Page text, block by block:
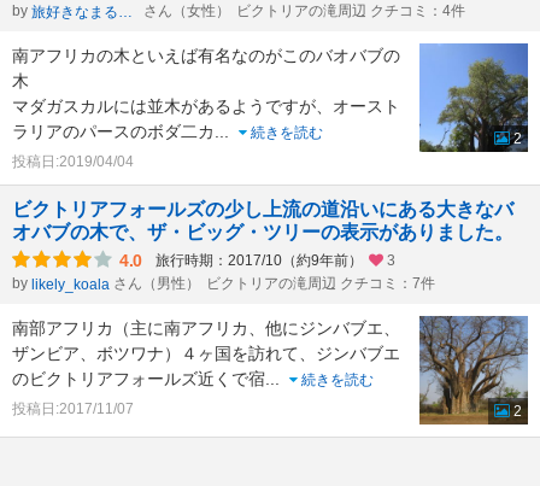
by
旅好きなまるちゃん さん（女性） ビクトリアの滝周辺 クチコミ：4件
南アフリカの木といえば有名なのがこのバオバブの
木
マダガスカルには並木があるようですが、オースト
ラリアのパースのボダ二カ...
続きを読む
投稿日:2019/04/04
2
ビクトリアフォールズの少し上流の道沿いにある大きなバ
オバブの木で、ザ・ビッグ・ツリーの表示がありました。
4.0 旅行時期：2017/10（約9年前）
3
by likely_koala さん（男性） ビクトリアの滝周辺 クチコミ：7件
南部アフリカ（主に南アフリカ、他にジンバブエ、
ザンビア、ボツワナ）４ヶ国を訪れて、ジンバブエ
のビクトリアフォールズ近くで宿...
続きを読む
投稿日:2017/11/07
2